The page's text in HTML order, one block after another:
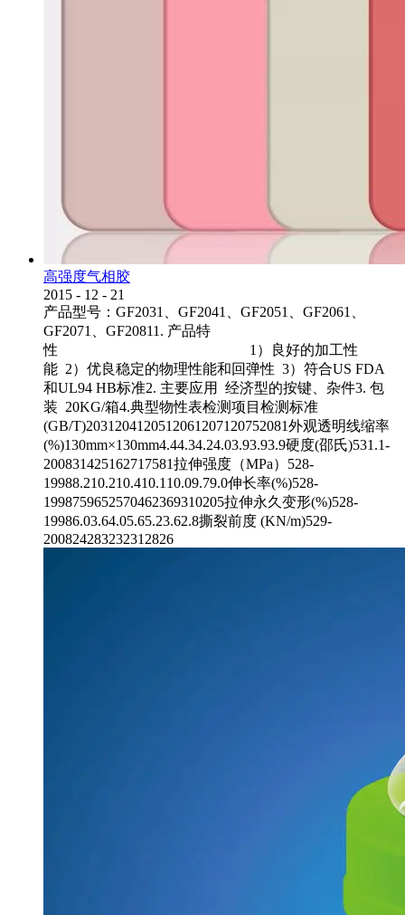
高强度气相胶
2015 - 12 - 21
产品型号：GF2031、GF2041、GF2051、GF2061、
GF2071、GF20811. 产品特
性 1）良好的加工性
能 2）优良稳定的物理性能和回弹性 3）符合US FDA
和UL94 HB标准2. 主要应用 经济型的按键、杂件3. 包
装 20KG/箱4.典型物性表检测项目检测标准
(GB/T)2031204120512061207120752081外观透明线缩率
(%)130mm×130mm4.44.34.24.03.93.93.9硬度(邵氏)531.1-
200831425162717581拉伸强度（MPa）528-
19988.210.210.410.110.09.79.0伸长率(%)528-
1998759652570462369310205拉伸永久变形(%)528-
19986.03.64.05.65.23.62.8撕裂前度 (KN/m)529-
200824283232312826